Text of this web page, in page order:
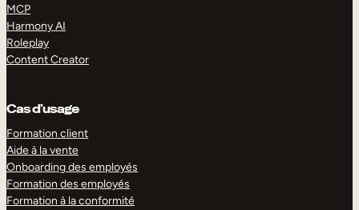
MCP
Harmony AI
Roleplay
Content Creator
Cas d’usage
Formation client
Aide à la vente
Onboarding des employés
Formation des employés
Formation à la conformité